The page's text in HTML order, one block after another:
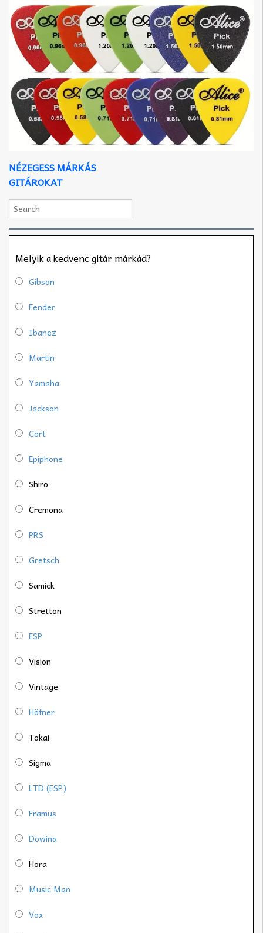
NÉZEGESS MÁRKÁS
GITÁROKAT
Melyik a kedvenc gitár márkád?
Gibson
Fender
Ibanez
Martin
Yamaha
Jackson
Cort
Epiphone
Shiro
Cremona
PRS
Gretsch
Samick
Stretton
ESP
Vision
Vintage
Höfner
Tokai
Sigma
LTD (ESP)
Framus
Dowina
Hora
Music Man
Vox